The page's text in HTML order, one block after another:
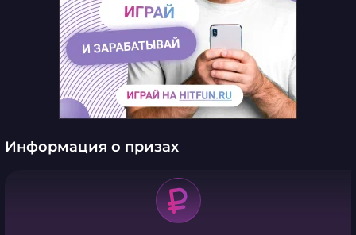
Информация о призах